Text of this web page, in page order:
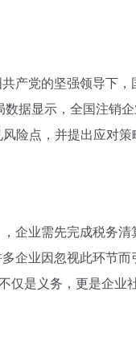
产党的坚强领导下
据显示，全国注销
险点，并提出应对
企业需先完成税务
企业因忽视此环节
仅是义务，更是企